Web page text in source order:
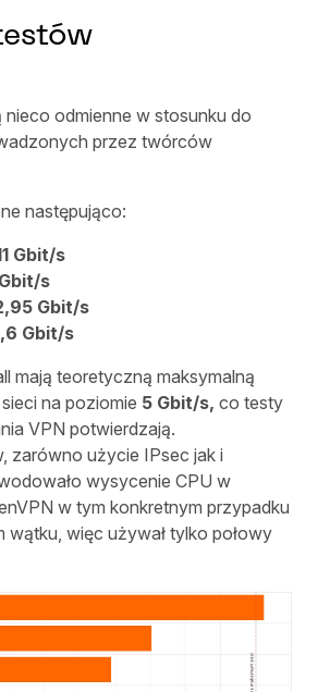
nieco odmienne w stosunku do
przez twórców
następująco:
Gbit/s
s
Gbit/s
6 Gbit/s
mają teoretyczną maksymalną
na poziomie 5 Gbit/s, co testy
VPN potwierdzają.
zarówno użycie IPsec jak i
wysycenie CPU w
w tym konkretnym przypadku
wątku, więc używał tylko połowy